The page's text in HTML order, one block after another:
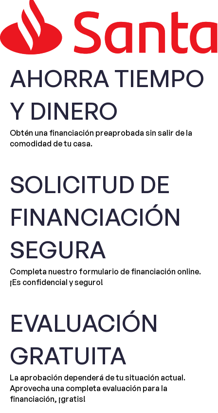
AHORRA TIEMPO
Y DINERO
Obtén una financiación preaprobada sin salir de la
comodidad de tu casa.
SOLICITUD DE
FINANCIACIÓN
SEGURA
Completa nuestro formulario de financiación online.
¡Es confidencial y seguro!
EVALUACIÓN
GRATUITA
La aprobación dependerá de tu situación actual.
Aprovecha una completa evaluación para la
financiación, ¡gratis!